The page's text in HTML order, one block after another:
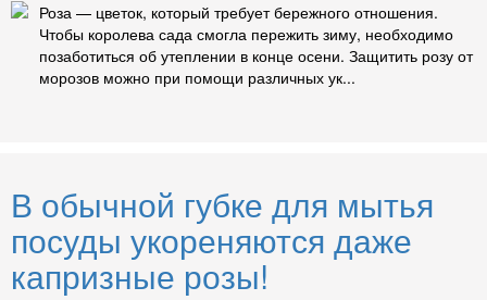
Роза — цветок, который требует бережного отношения.
Чтобы королева сада смогла пережить зиму, необходимо
позаботиться об утеплении в конце осени. Защитить розу от
морозов можно при помощи различных ук...
В обычной губке для мытья
посуды укореняются даже
капризные розы!